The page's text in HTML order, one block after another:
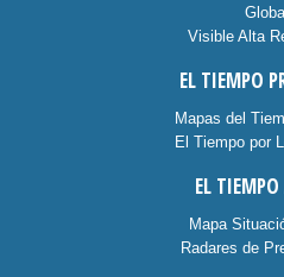
Visible Alta
EL TIEMPO
Mapas del
El Tiempo por
EL
Mapa
Radares de